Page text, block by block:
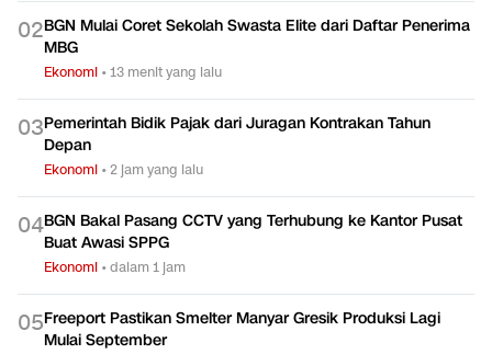
02BGN Mulai Coret Sekolah Swasta Elite dari Daftar Penerima
MBG
Ekonomi •13 menit yang lalu
03Pemerintah Bidik Pajak dari Juragan Kontrakan Tahun
Depan
Ekonomi •2 jam yang lalu
04BGN Bakal Pasang CCTV yang Terhubung ke Kantor Pusat
Buat Awasi SPPG
Ekonomi •dalam 1 jam
05Freeport Pastikan Smelter Manyar Gresik Produksi Lagi
Mulai September